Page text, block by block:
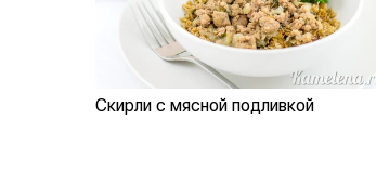
Скирли с мясной подливкой